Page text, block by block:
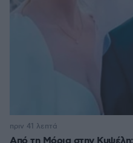
πριν 41 λεπτά